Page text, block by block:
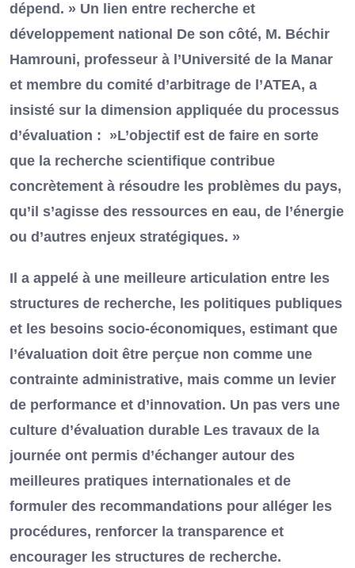
dépend. » Un lien entre recherche et
développement national De son côté, M. Béchir
Hamrouni, professeur à l’Université de la Manar
et membre du comité d’arbitrage de l’ATEA, a
insisté sur la dimension appliquée du processus
d’évaluation : »L’objectif est de faire en sorte
que la recherche scientifique contribue
concrètement à résoudre les problèmes du pays,
qu’il s’agisse des ressources en eau, de l’énergie
ou d’autres enjeux stratégiques. »
Il a appelé à une meilleure articulation entre les
structures de recherche, les politiques publiques
et les besoins socio-économiques, estimant que
l’évaluation doit être perçue non comme une
contrainte administrative, mais comme un levier
de performance et d’innovation. Un pas vers une
culture d’évaluation durable Les travaux de la
journée ont permis d’échanger autour des
meilleures pratiques internationales et de
formuler des recommandations pour alléger les
procédures, renforcer la transparence et
encourager les structures de recherche.